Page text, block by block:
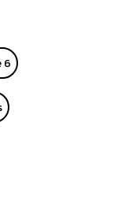
6